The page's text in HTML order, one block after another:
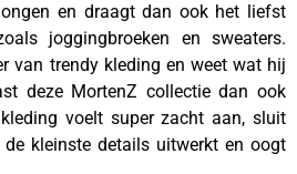
en draagt dan ook het liefst
joggingbroeken en sweaters.
van trendy kleding en weet wat hij
deze MortenZ collectie dan ook
voelt super zacht aan, sluit
kleinste details uitwerkt en oogt